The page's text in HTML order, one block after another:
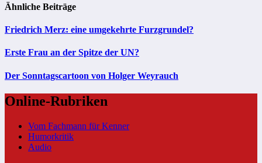
Ähnliche Beiträge
Friedrich Merz: eine umgekehrte Furzgrundel?
Erste Frau an der Spitze der UN?
Der Sonntagscartoon von Holger Weyrauch
Online-Rubriken
Vom Fachmann für Kenner
Humorkritik
Audio